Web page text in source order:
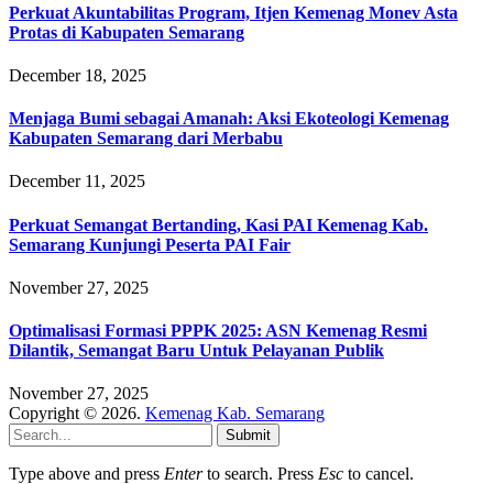
Perkuat Akuntabilitas Program, Itjen Kemenag Monev Asta
Protas di Kabupaten Semarang
December 18, 2025
Menjaga Bumi sebagai Amanah: Aksi Ekoteologi Kemenag
Kabupaten Semarang dari Merbabu
December 11, 2025
Perkuat Semangat Bertanding, Kasi PAI Kemenag Kab.
Semarang Kunjungi Peserta PAI Fair
November 27, 2025
Optimalisasi Formasi PPPK 2025: ASN Kemenag Resmi
Dilantik, Semangat Baru Untuk Pelayanan Publik
November 27, 2025
Copyright © 2026. Kemenag Kab. Semarang
Submit
Type above and press Enterto search. Press Esc to cancel.